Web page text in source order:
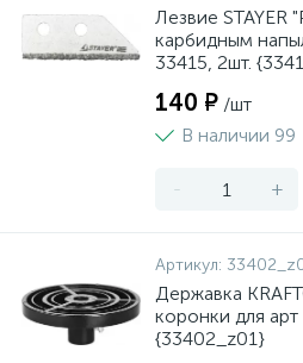
Лезвие STAYER
карбидным
33415, 2шт.
140 ₽ /шт
В наличии 99
- +
Артикул:
Державка
коронки для
{33402_z01}